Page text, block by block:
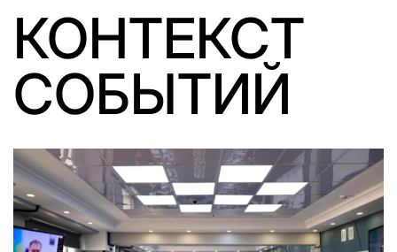
КОНТЕКСТ
СОБЫТИЙ